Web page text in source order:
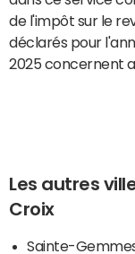
de l'impôt sur le
déclarés pour
2025 concernent
Les autres
Croix
Sainte-